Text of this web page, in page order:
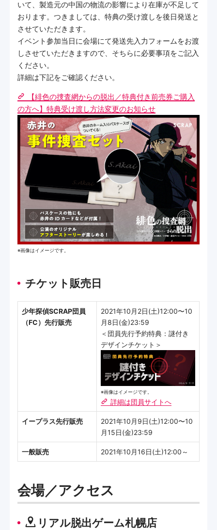
いて、製造元の中国の物流の影響により在庫が不足して
おります。つきましては、特典の受け渡しを後日発送と
させていただきます。
イベント参加当日に会場にて発送先入力フォームをお渡
しさせていただきますので、そちらに必要事項をご記入
ください。
詳細は下記をご確認ください。
【緋色の捜査網からの脱出／特典付き前売券ご購入
の方へ】特典受け渡し方法変更のお知らせ
※画像はイメージです。
チケット販売日
少年探偵SCRAP団員
（FC）先行販売
2021年10月2日(土)12:00〜10
月8日(金)23:59
＜団員先行予約特典：謎付き
デザインチケット＞
※画像はイメージです。
詳細は団員サイトへ
イープラス先行販売
2021年10月9日(土)12:00〜10
月15日(金)23:59
一般販売 2021年10月16日(土)12:00～
会場／アクセス
リアル脱出ゲーム札幌店